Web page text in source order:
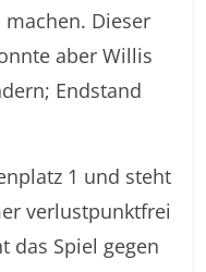
Dieser
aber Willis
Endstand
1 und steht
verlustpunktfrei
das Spiel gegen